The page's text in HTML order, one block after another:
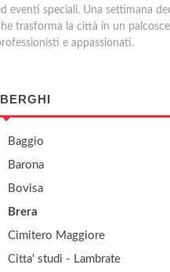
eventi speciali. Una settimana
trasforma la città in un
e appassionati.
Baggio
Barona
Bovisa
Brera
Cimitero Maggiore
Citta' studi - Lambrate